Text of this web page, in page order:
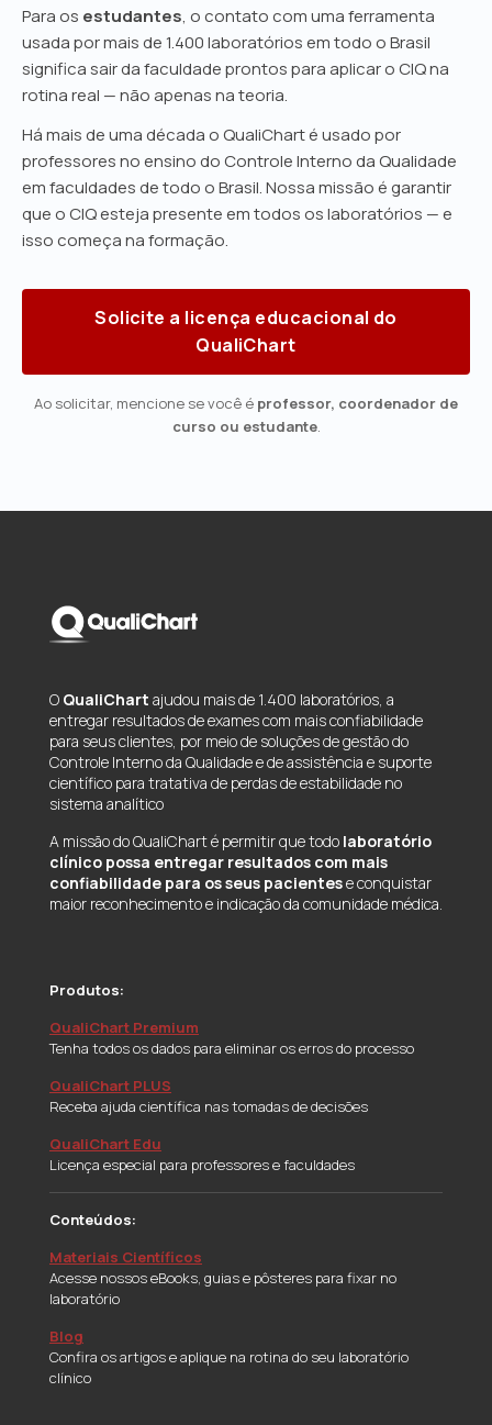
Para os estudantes, o contato com uma ferramenta
usada por mais de 1.400 laboratórios em todo o Brasil
significa sair da faculdade prontos para aplicar o CIQ na
rotina real — não apenas na teoria.
Há mais de uma década o QualiChart é usado por
professores no ensino do Controle Interno da Qualidade
em faculdades de todo o Brasil. Nossa missão é garantir
que o CIQ esteja presente em todos os laboratórios — e
isso começa na formação.
Solicite a licença educacional do
QualiChart
Ao solicitar, mencione se você é professor, coordenador de
curso ou estudante.
O QualiChart ajudou mais de 1.400 laboratórios, a
entregar resultados de exames com mais confiabilidade
para seus clientes, por meio de soluções de gestão do
Controle Interno da Qualidade e de assistência e suporte
científico para tratativa de perdas de estabilidade no
sistema analítico
A missão do QualiChart é permitir que todo laboratório
clínico possa entregar resultados com mais
confiabilidade para os seus pacientese conquistar
maior reconhecimento e indicação da comunidade médica.
Produtos:
QualiChart Premium
Tenha todos os dados para eliminar os erros do processo
QualiChart PLUS
Receba ajuda científica nas tomadas de decisões
QualiChart Edu
Licença especial para professores e faculdades
Conteúdos:
Materiais Científicos
Acesse nossos eBooks, guias e pôsteres para fixar no
laboratório
Blog
Confira os artigos e aplique na rotina do seu laboratório
clínico